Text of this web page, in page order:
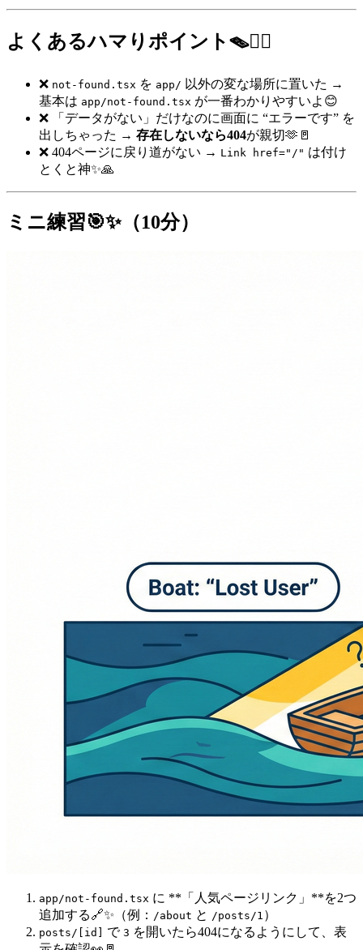
よくあるハマりポイント🪤😵‍💫
❌ not-found.tsx を app/ 以外の変な場所に置いた →
基本は app/not-found.tsx が一番わかりやすいよ😊
❌ 「データがない」だけなのに画面に “エラーです” を
出しちゃった → 存在しないなら404が親切🫶🚪
❌ 404ページに戻り道がない → Link href="/" は付け
とくと神✨🙏
ミニ練習🎯✨（10分）
app/not-found.tsx に **「人気ページリンク」**を2つ
追加する🔗✨（例： /about と /posts/1 ）
posts/[id] で 3 を開いたら404になるようにして、表